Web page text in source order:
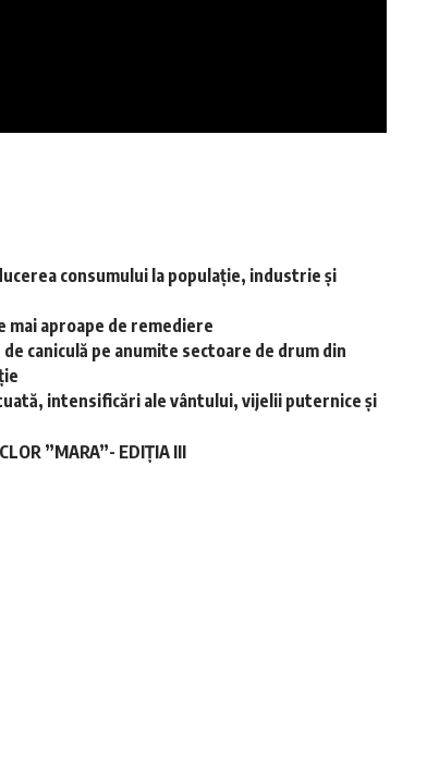
consumului la populație, industrie și
mai aproape de remediere
caniculă pe anumite sectoare de drum din
intensificări ale vântului, vijelii puternice și
”MARA”- EDIȚIA III